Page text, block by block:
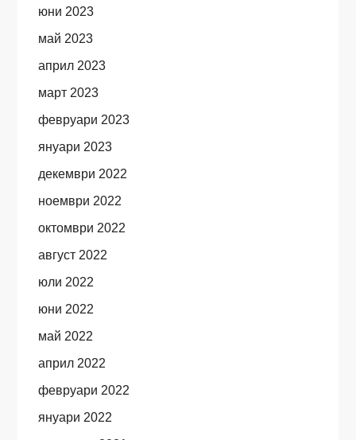
юни 2023
май 2023
април 2023
март 2023
февруари 2023
януари 2023
декември 2022
ноември 2022
октомври 2022
август 2022
юли 2022
юни 2022
май 2022
април 2022
февруари 2022
януари 2022